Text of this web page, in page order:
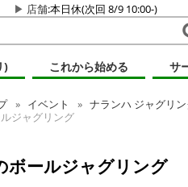
店舗:本日休(次回 8/9 10:00-)
)
これから始める サ
イベント ナランハ ジャグリン
ジャグリング
ボールジャグリング